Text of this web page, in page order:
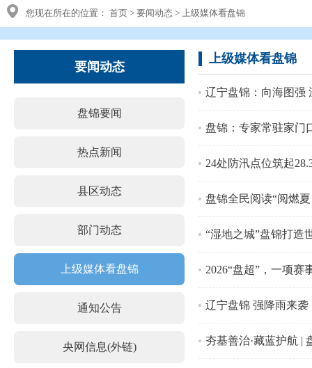
您现在所在的位置： 首页 > 要闻动态 > 上级媒体看盘锦
要闻动态
盘锦要闻
热点新闻
县区动态
部门动态
上级媒体看盘锦
通知公告
央网信息(外链)
上级媒体看盘锦
辽宁盘锦：向海图强
盘锦：专家常驻家门
24处防汛点位筑起
盘锦全民阅读“阅燃
“湿地之城”盘锦打造
2026“盘超”，一项赛
辽宁盘锦 强降雨来
夯基善治·藏蓝护航 |